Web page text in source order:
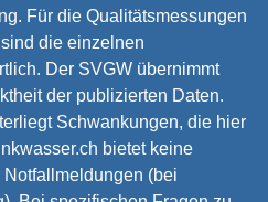
Für die Qualitätsmessungen
die einzelnen
Der SVGW übernimmt
der publizierten Daten.
Schwankungen, die hier
bietet keine
(bei